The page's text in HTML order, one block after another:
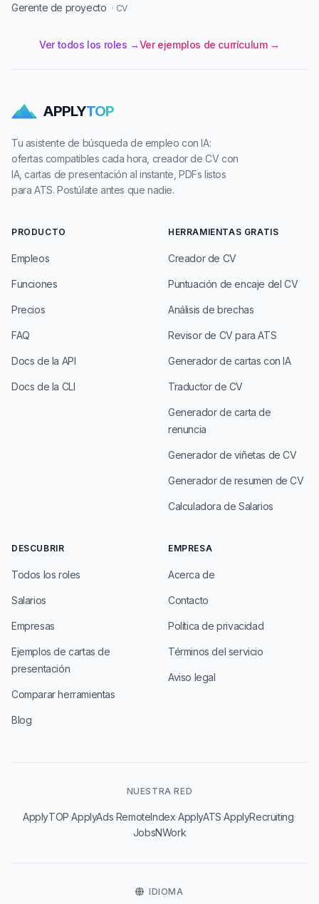
Gerente de proyecto · CV
Ver todos los roles →Ver ejemplos de currículum →
APPLYTOP
Tu asistente de búsqueda de empleo con IA:
ofertas compatibles cada hora, creador de CV con
IA, cartas de presentación al instante, PDFs listos
para ATS. Postúlate antes que nadie.
PRODUCTO
Empleos
Funciones
Precios
FAQ
Docs de la API
Docs de la CLI
HERRAMIENTAS GRATIS
Creador de CV
Puntuación de encaje del CV
Análisis de brechas
Revisor de CV para ATS
Generador de cartas con IA
Traductor de CV
Generador de carta de
renuncia
Generador de viñetas de CV
Generador de resumen de CV
Calculadora de Salarios
DESCUBRIR
Todos los roles
Salarios
Empresas
Ejemplos de cartas de
presentación
Comparar herramientas
Blog
EMPRESA
Acerca de
Contacto
Política de privacidad
Términos del servicio
Aviso legal
NUESTRA RED
ApplyTOP·ApplyAds·RemoteIndex·ApplyATS·ApplyRecruiting·
JobsNWork
IDIOMA